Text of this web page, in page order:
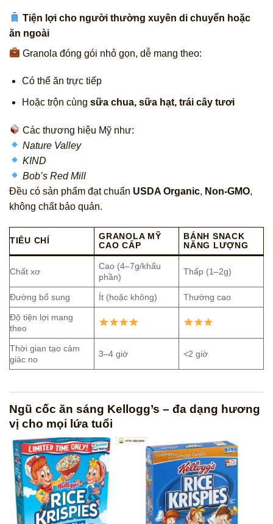
Tiện lợi cho người thường xuyên di chuyển hoặc
ăn ngoài
Granola đóng gói nhỏ gọn, dễ mang theo:
Có thể ăn trực tiếp
Hoặc trộn cùng sữa chua, sữa hạt, trái cây tươi
Các thương hiệu Mỹ như:
Nature Valley
KIND
Bob’s Red Mill
Đều có sản phẩm đạt chuẩn USDA Organic, Non-GMO,
không chất bảo quản.
TIÊU CHÍ
GRANOLA MỸ
CAO CẤP
BÁNH SNACK
NĂNG LƯỢNG
Chất xơ
Cao (4–7g/khẩu
phần)
Thấp (1–2g)
Đường bổ sung Ít (hoặc không) Thường cao
Độ tiện lợi mang
theo
Thời gian tạo cảm
giác no
3–4 giờ <2 giờ
Ngũ cốc ăn sáng Kellogg’s – đa dạng hương
vị cho mọi lứa tuổi